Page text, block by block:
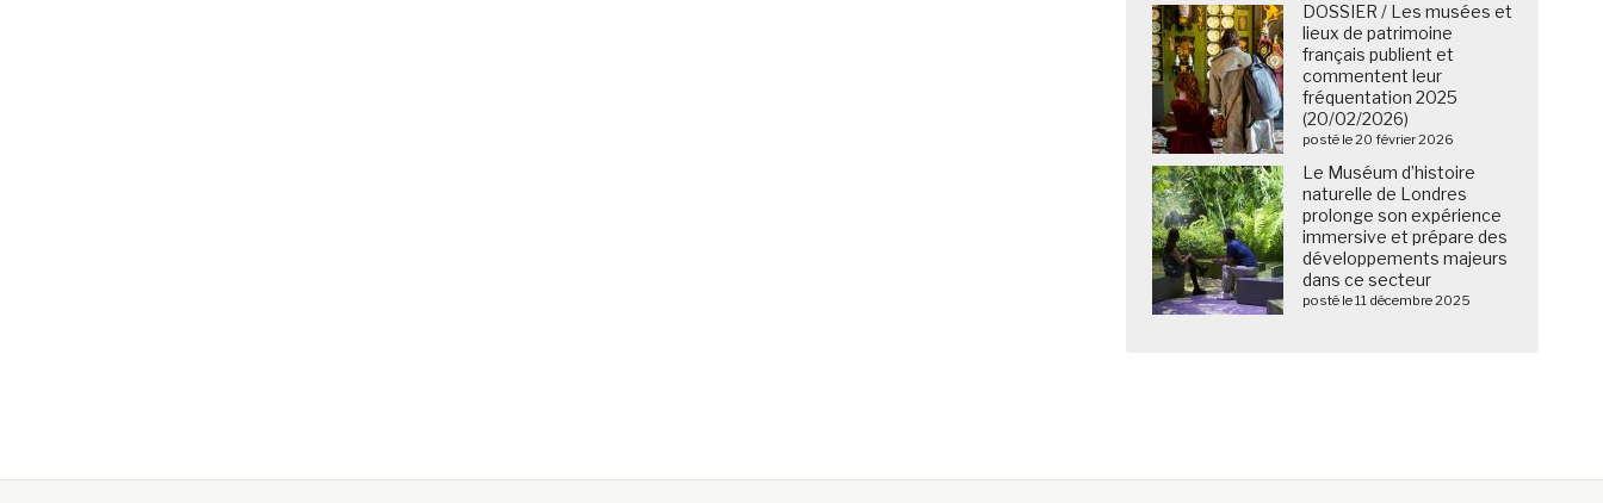
DOSSIER / Les musées et
lieux de patrimoine
français publient et
commentent leur
fréquentation 2025
(20/02/2026)
posté le 20 février 2026
Le Muséum d’histoire
naturelle de Londres
prolonge son expérience
immersive et prépare des
développements majeurs
dans ce secteur
posté le 11 décembre 2025